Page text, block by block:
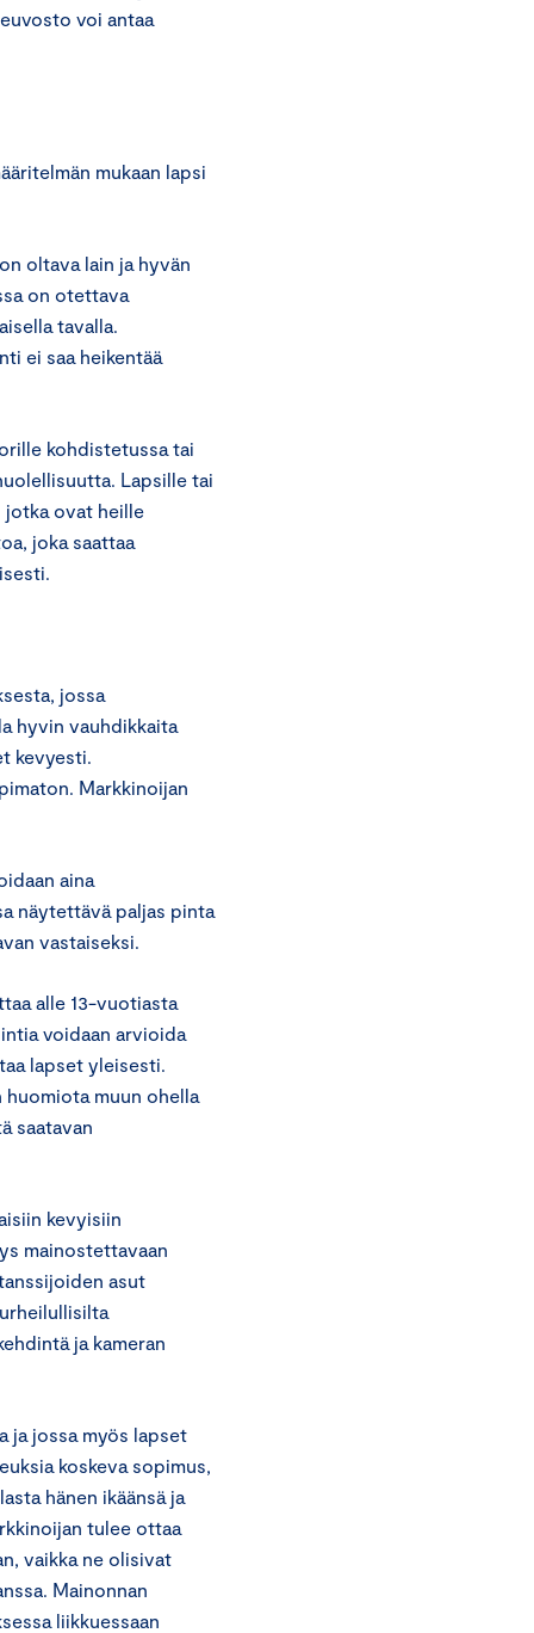
voi antaa
mukaan lapsi
oltava lain ja hyvän
on otettava
tavalla.
ei saa heikentää
kohdistetussa tai
Lapsille tai
jotka ovat heille
joka saattaa
jossa
hyvin vauhdikkaita
kevyesti.
Markkinoijan
aina
näytettävä paljas pinta
vastaiseksi.
alle 13-vuotiasta
voidaan arvioida
lapset yleisesti.
muun ohella
saatavan
kevyisiin
mainostettavaan
asut
ja kameran
ja jossa myös lapset
koskeva sopimus,
hänen ikäänsä ja
tulee ottaa
vaikka ne olisivat
Mainonnan
liikkuessaan